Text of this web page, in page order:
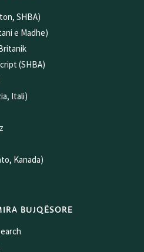
SHBA)
e Madhe)
(SHBA)
Itali)
Kanada)
BUJQËSORE